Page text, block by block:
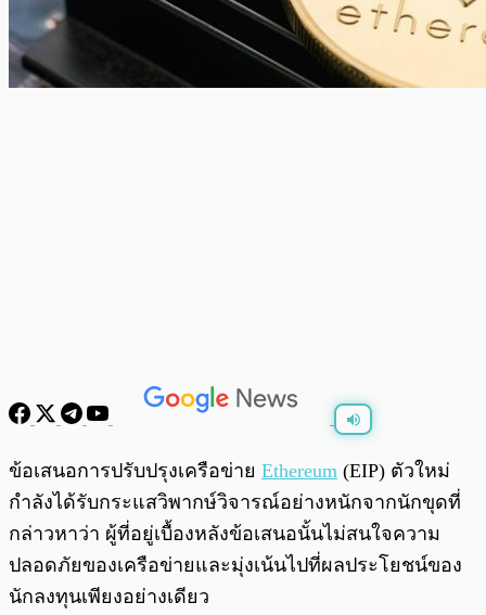
/ 0:00
ข้อเสนอการปรับปรุงเครือข่าย Ethereum (EIP) ตัวใหม่
กำลังได้รับกระแสวิพากษ์วิจารณ์อย่างหนักจากนักขุดที่
กล่าวหาว่า ผู้ที่อยู่เบื้องหลังข้อเสนอนั้นไม่สนใจความ
ปลอดภัยของเครือข่ายและมุ่งเน้นไปที่ผลประโยชน์ของ
นักลงทุนเพียงอย่างเดียว